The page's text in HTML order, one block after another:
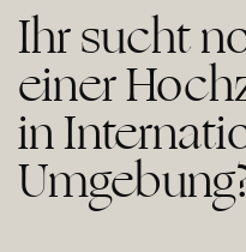
Ihr sucht
einer
in